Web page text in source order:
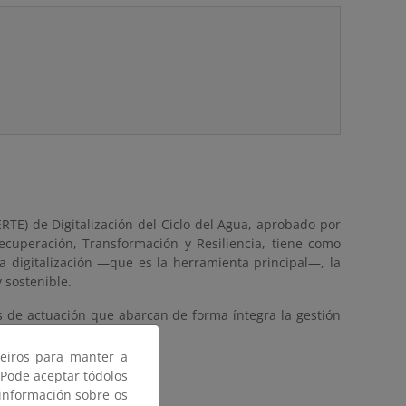
de Digitalización del Ciclo del Agua, aprobado por
Transformación y Resiliencia, tiene como
digitalización —que es la herramienta principal—, la
sostenible.
de actuación que abarcan de forma íntegra la gestión
para manter a
aceptar tódolos
sobre os